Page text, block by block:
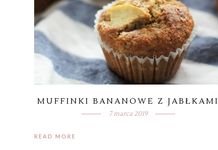
MUFFINKI BANANOWE Z JABŁKAMI
7 marca 2019
READ MORE